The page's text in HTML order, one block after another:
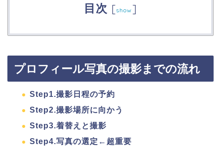
目次 [show ]
プロフィール写真の撮影までの流れ
Step1.撮影日程の予約
Step2.撮影場所に向かう
Step3.着替えと撮影
Step4.写真の選定←超重要